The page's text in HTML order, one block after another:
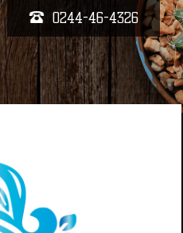
0244-46-4326